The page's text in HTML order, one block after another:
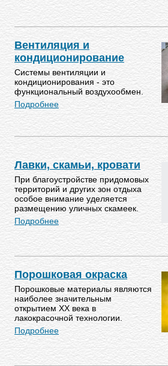
Вентиляция и
кондиционирование
Системы вентиляции и
кондиционирования - это
функциональный воздухообмен.
Подробнее
Лавки, скамьи, кровати
При благоустройстве придомовых
территорий и других зон отдыха
особое внимание уделяется
размещению уличных скамеек.
Подробнее
Порошковая окраска
Порошковые материалы являются
наиболее значительным
открытием ХХ века в
лакокрасочной технологии.
Подробнее